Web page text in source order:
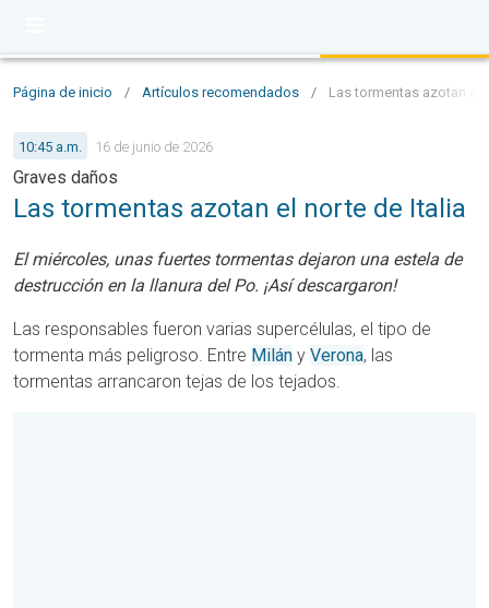
Página de inicio / Artículos recomendados / Las tormentas azotan el
10:45 a.m. 16 de junio de 2026
Graves daños
Las tormentas azotan el norte de Italia
El miércoles, unas fuertes tormentas dejaron una estela de
destrucción en la llanura del Po. ¡Así descargaron!
Las responsables fueron varias supercélulas, el tipo de
tormenta más peligroso. Entre Milán y Verona, las
tormentas arrancaron tejas de los tejados.